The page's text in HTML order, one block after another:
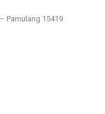
Pamulang 15419